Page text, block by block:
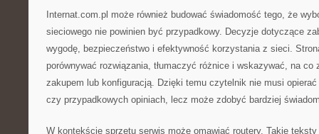
Internat.com.pl może również budować świadomość tego, że
sieciowego nie powinien być przypadkowy. Decyzje dotyczące
wygodę, bezpieczeństwo i efektywność korzystania z sieci.
porównywać rozwiązania, tłumaczyć różnice i wskazywać, na co
zakupem lub konfiguracją. Dzięki temu czytelnik nie musi opierać
czy przypadkowych opiniach, lecz może zdobyć bardziej
W kontekście sprzętu serwis może omawiać routery. Takie